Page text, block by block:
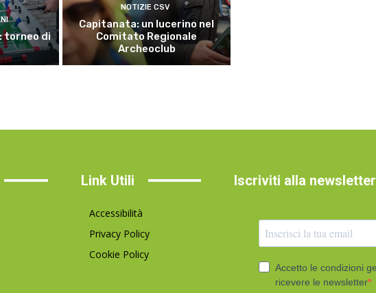
torneo di
NOTIZIE CSV
Capitanata: un lucerino nel
Comitato Regionale
Archeoclub
Link Utili
Accessibilità
Privacy Policy
Cookie Policy
Iscriviti alla newsletter